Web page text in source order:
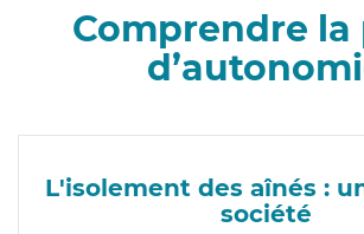
Comprendre la
L'isolement des aînés :
société